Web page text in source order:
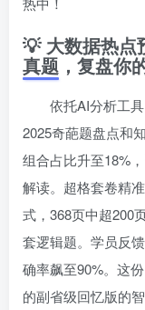
💡 大数据热点
真题，复盘你
依托AI分析工
2025奇葩题盘点和
组合占比升至18%
解读。超格套卷精
式，368页中超200
套逻辑题。学员反
确率飙至90%。这
的副省级回忆版的